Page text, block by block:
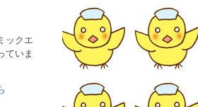
ックエ
ていま